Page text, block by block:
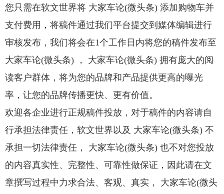
您只需在软文世界将 大家车论(微头条) 添加购物车并
支付费用，将稿件通过我们平台提交到媒体编辑进行
审核发布，我们将会在1个工作日内将您的稿件发布至
大家车论(微头条) ， 大家车论(微头条) 拥有庞大的阅
读客户群体，将为您的品牌和产品提供更高的曝光
率，让您的品牌传播更快、更有价值。
欢迎各企业进行正规稿件投放，对于稿件的内容请自
行承担法律责任，软文世界以及 大家车论(微头条) 不
承担一切法律责任， 大家车论(微头条) 也不对您投放
的内容真实性、完整性、可靠性做保证，因此请在文
章撰写过程中力求合法、客观、真实， 大家车论(微头